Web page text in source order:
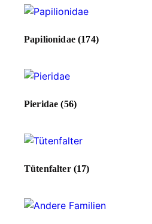
Papilionidae(174)
Pieridae(56)
Tütenfalter (17)